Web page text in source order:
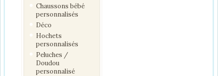
Chaussons bébé
personnalisés
Déco
Hochets
personnalisés
Peluches /
Doudou
personnalisé